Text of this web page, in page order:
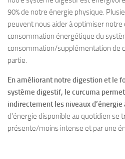
90% de notre énergie physique.
peuvent nous aider à optimiser notre
consommation énergétique du
consommation/supplémentation de
partie.
En améliorant notre digestion et le
système digestif, le curcuma
indirectement les niveaux
d’énergie disponible au quotidien se
présente/moins intense et par une